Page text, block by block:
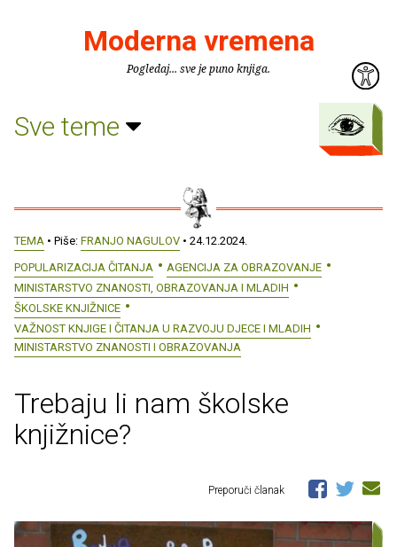
Moderna vremena
Pogledaj... sve je puno knjiga.
Sve teme
TEMA • Piše: FRANJO NAGULOV • 24.12.2024.
POPULARIZACIJA ČITANJA
AGENCIJA ZA OBRAZOVANJE
MINISTARSTVO ZNANOSTI, OBRAZOVANJA I MLADIH
ŠKOLSKE KNJIŽNICE
VAŽNOST KNJIGE I ČITANJA U RAZVOJU DJECE I MLADIH
MINISTARSTVO ZNANOSTI I OBRAZOVANJA
Trebaju li nam školske
knjižnice?
Preporuči članak